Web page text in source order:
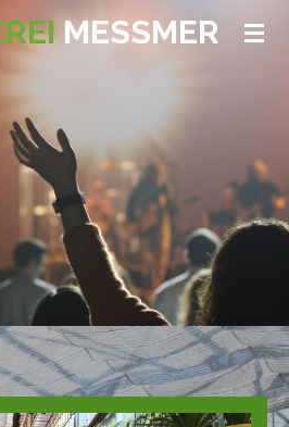
MESSMER